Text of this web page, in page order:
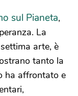
sul Pianeta,
La
arte, è
tanto la
ha affrontato e